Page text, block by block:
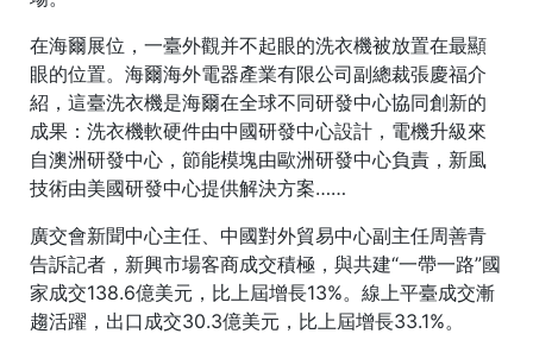
在海爾展位，一臺外觀并不起眼的洗衣機被放置在最顯
眼的位置。海爾海外電器產業有限公司副總裁張慶福介
紹，這臺洗衣機是海爾在全球不同研發中心協同創新的
成果：洗衣機軟硬件由中國研發中心設計，電機升級來
自澳洲研發中心，節能模塊由歐洲研發中心負責，新風
技術由美國研發中心提供解決方案……
廣交會新聞中心主任、中國對外貿易中心副主任周善青
告訴記者，新興市場客商成交積極，與共建“一帶一路”國
家成交138.6億美元，比上屆增長13%。線上平臺成交漸
趨活躍，出口成交30.3億美元，比上屆增長33.1%。